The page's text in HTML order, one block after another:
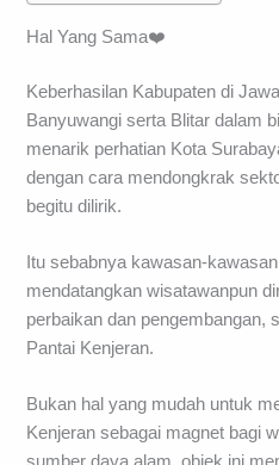
Hal Yang Sama❤️
Keberhasilan Kabupaten di
Banyuwangi serta Blitar dalam
menarik perhatian Kota
dengan cara mendongkrak
begitu dilirik.
Itu sebabnya kawasan-
mendatangkan wisatawanpun
perbaikan dan pengembangan,
Pantai Kenjeran.
Bukan hal yang mudah untuk
Kenjeran sebagai magnet bagi